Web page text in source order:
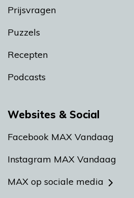
Prijsvragen
Puzzels
Recepten
Podcasts
Websites & Social
Facebook MAX Vandaag
Instagram MAX Vandaag
MAX op sociale media